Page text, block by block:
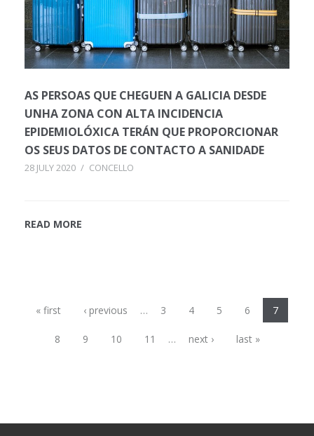
AS PERSOAS QUE CHEGUEN A GALICIA DESDE
UNHA ZONA CON ALTA INCIDENCIA
EPIDEMIOLÓXICA TERÁN QUE PROPORCIONAR
OS SEUS DATOS DE CONTACTO A SANIDADE
28 JULY 2020 / CONCELLO
READ MORE
Pages
« first ‹ previous … 3 4 5 6 7
8 9 10 11 … next › last »